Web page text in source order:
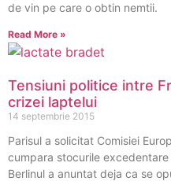
de vin pe care o obtin nemtii.
Read More »
Tensiuni politice intre
crizei laptelui
14 septembrie 2015
Parisul a solicitat Comisiei
cumpara stocurile
Berlinul a anuntat deja ca se